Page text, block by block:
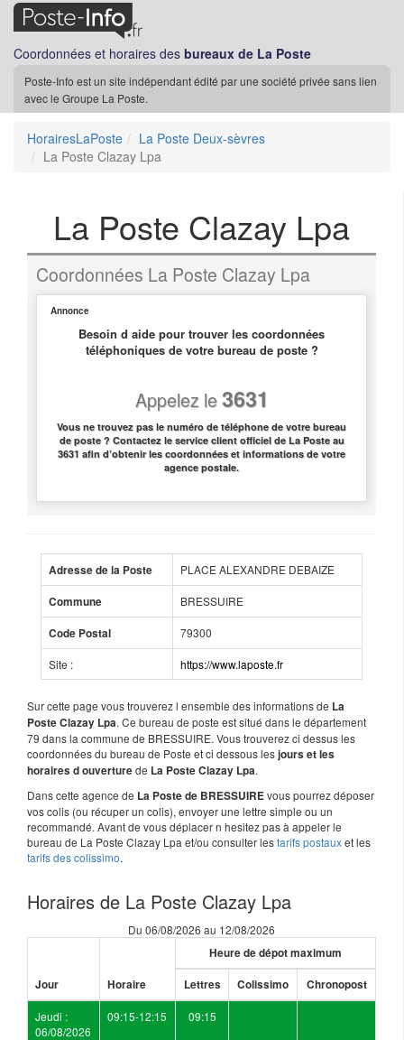
Coordonnées et horaires des bureaux de La Poste
Poste-Info est un site indépendant édité par une société privée sans lien
avec le Groupe La Poste.
HorairesLaPoste
La Poste Deux-sèvres
La Poste Clazay Lpa
La Poste Clazay Lpa
Coordonnées La Poste Clazay Lpa
Annonce
Besoin d aide pour trouver les coordonnées
téléphoniques de votre bureau de poste ?
Appelez le3631
Vous ne trouvez pas le numéro de téléphone de votre bureau
de poste ? Contactez le service client officiel de La Poste au
3631 afin d’obtenir les coordonnées et informations de votre
agence postale.
Adresse de la Poste PLACE ALEXANDRE DEBAIZE
Commune BRESSUIRE
Code Postal 79300
Site : https://www.laposte.fr
Sur cette page vous trouverez l ensemble des informations de La
Poste Clazay Lpa. Ce bureau de poste est situé dans le département
79 dans la commune de BRESSUIRE. Vous trouverez ci dessus les
coordonnées du bureau de Poste et ci dessous lesjours et les
horaires d ouverturede La Poste Clazay Lpa.
Dans cette agence de La Poste de BRESSUIREvous pourrez déposer
vos colis (ou récuper un colis), envoyer une lettre simple ou un
recommandé. Avant de vous déplacer n hesitez pas à appeler le
bureau de La Poste Clazay Lpa et/ou consulter lestarifs postauxet les
tarifs des colissimo.
Horaires de La Poste Clazay Lpa
Du 06/08/2026 au 12/08/2026
Jour Horaire
Heure de dépot maximum
Lettres Colissimo Chronopost
Jeudi :
06/08/2026
09:15-12:15 09:15